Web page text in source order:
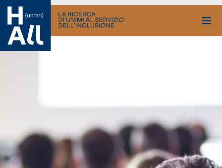
Vai
contenuto